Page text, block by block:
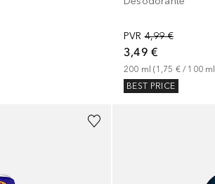
PVR 4,99 €
3,49 €
200 ml (1,75 € / 100 ml
BEST PRICE